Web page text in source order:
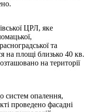
ЦРЛ, яке
та
на площі близько 40 кв.
на території
систем опалення,
проведено фасадні